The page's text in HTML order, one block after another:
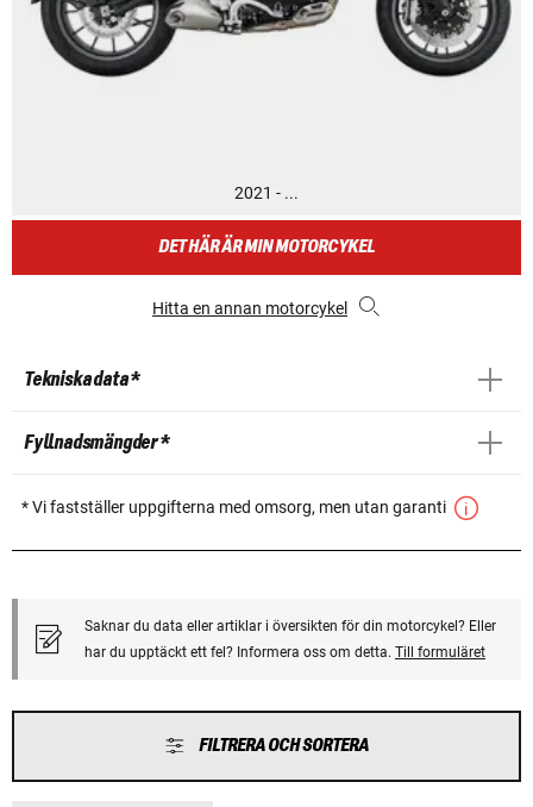
2021 - ...
DET HÄR ÄR MIN MOTORCYKEL
Hitta en annan motorcykel
Tekniska data *
Fyllnadsmängder *
* Vi fastställer uppgifterna med omsorg, men utan garanti
Saknar du data eller artiklar i översikten för din motorcykel? Eller
har du upptäckt ett fel? Informera oss om detta. Till formuläret
FILTRERA OCH SORTERA